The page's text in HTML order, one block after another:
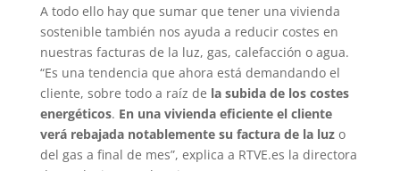
A todo ello hay que sumar que tener una vivienda
sostenible también nos ayuda a reducir costes en
nuestras facturas de la luz, gas, calefacción o agua.
“Es una tendencia que ahora está demandando el
cliente, sobre todo a raíz de la subida de los costes
energéticos. En una vivienda eficiente el cliente
verá rebajada notablemente su factura de la luzo
del gas a final de mes”, explica a RTVE.es la directora